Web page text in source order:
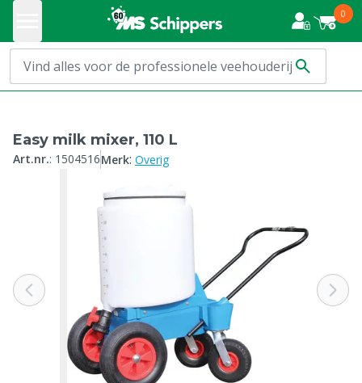
0
Easy milk mixer, 110 L
Art.nr.: 1504516Merk: Overig